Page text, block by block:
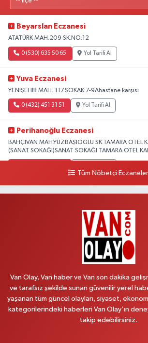
Beyarslan Eczanesi
ATATÜRK MAH.209 SK.NO:12
0 (530) 635 50 65 Yol Tarifi Al
Yuva Eczanesi
YENİŞEHİR MAH. 117.SOKAK 7-9Ahastane karşısı
0 (432) 451 31 51 Yol Tarifi Al
Perihanoğlu Eczanesi
BAHÇİVAN MAH.YÜZBAŞIOĞLU SK.TAMARA OTEL
(SANAT SOKAĞI)SANAT SOKAĞI TAMARA OTEL
Yol Tarifi Al
BEYAZIT MAH.ZEYLAN CADDESİ OKYANUS GİYİM
Afşar Eczanesi
Kazım Karabekir cad.Eski Araştırma Hastanesi
Tüm Nöbetçi Eczaneler
Van Olay, Van haber ve Van son dakika
ve tarafsız şekilde sunan güvenilir yerel
yaşanan tüm güncel olayları, siyaset,
kategorilerindeki haberleri Van Olay’ın
takip edebilirsiniz.